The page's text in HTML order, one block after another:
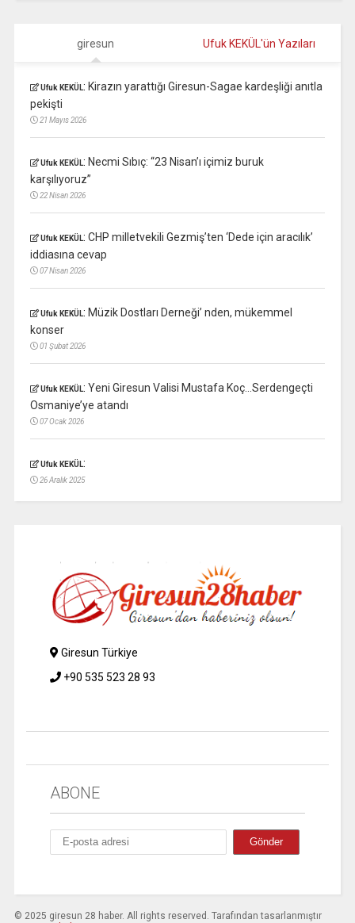
giresun Ufuk KEKÜL'ün Yazıları
Ufuk KEKÜL: Kirazın yarattığı Giresun-Sagae kardeşliği anıtla
pekişti
21 Mayıs 2026
Ufuk KEKÜL: Necmi Sıbıç: “23 Nisan’ı içimiz buruk
karşılıyoruz”
22 Nisan 2026
Ufuk KEKÜL: CHP milletvekili Gezmiş’ten ‘Dede için aracılık’
iddiasına cevap
07 Nisan 2026
Ufuk KEKÜL: Müzik Dostları Derneği’ nden, mükemmel
konser
01 Şubat 2026
Ufuk KEKÜL: Yeni Giresun Valisi Mustafa Koç…Serdengeçti
Osmaniye’ye atandı
07 Ocak 2026
Ufuk KEKÜL:
26 Aralık 2025
Giresun Türkiye
+90 535 523 28 93
ABONE
© 2025 giresun 28 haber. All rights reserved. Tarafından tasarlanmıştır